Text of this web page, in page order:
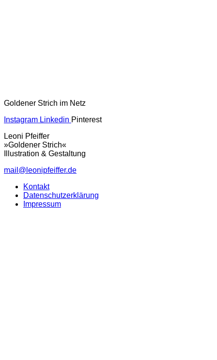
Goldener Strich im Netz
Instagram Linkedin Pinterest
Leoni Pfeiffer
»Goldener Strich«
Illustration & Gestaltung
mail@leonipfeiffer.de
Kontakt
Datenschutzerklärung
Impressum